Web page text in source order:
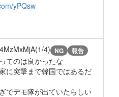
yPQsw
4) NG 報告
てのは良かったな
に突撃まで韓国ではあるだ
でデモ隊が出ていたらしい